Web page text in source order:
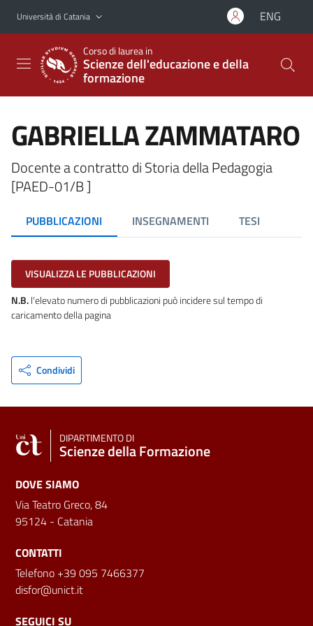
Vai al contenuto principale
Vai al menu di navigazione
Università di Catania ENG
Corso di laurea in
Scienze dell'educazione e della
formazione
GABRIELLA ZAMMATARO
Docente a contratto di Storia della Pedagogia
[PAED-01/B ]
PUBBLICAZIONI INSEGNAMENTI TESI
VISUALIZZA LE PUBBLICAZIONI
N.B.l'elevato numero di pubblicazioni può incidere sul tempo di
caricamento della pagina
Condividi
DIPARTIMENTO DI
Scienze della Formazione
DOVE SIAMO
Via Teatro Greco, 84
95124 - Catania
CONTATTI
Telefono +39 095 7466377
disfor@unict.it
SEGUICI SU